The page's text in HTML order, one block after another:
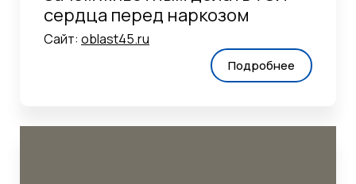
сердца перед наркозом
Сайт: oblast45.ru
Подробнее